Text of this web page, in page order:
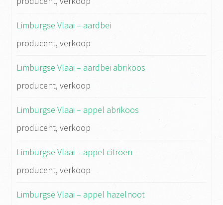
Limburgse Vlaai – aardbei
producent, verkoop
Limburgse Vlaai – aardbei abrikoos
producent, verkoop
Limburgse Vlaai – appel abrikoos
producent, verkoop
Limburgse Vlaai – appel citroen
producent, verkoop
Limburgse Vlaai – appel hazelnoot